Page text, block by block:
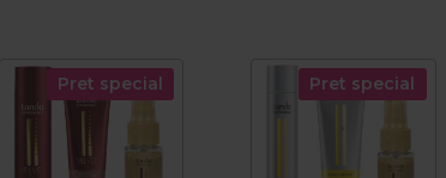
Pret special Pret special